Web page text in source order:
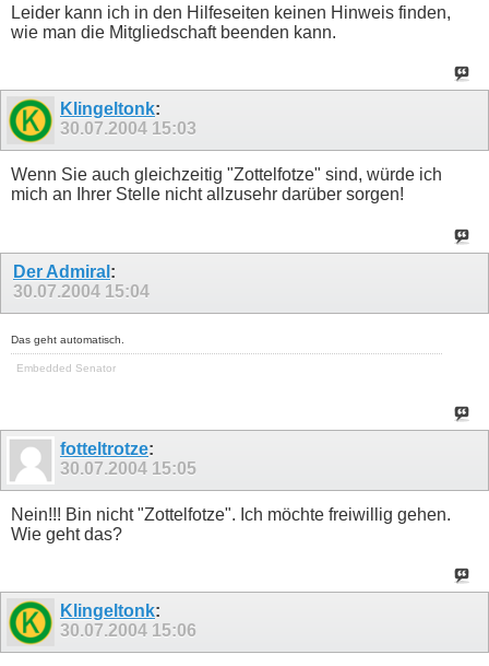
Leider kann ich in den Hilfeseiten keinen Hinweis finden,
wie man die Mitgliedschaft beenden kann.
Klingeltonk:
30.07.2004 15:03
Wenn Sie auch gleichzeitig "Zottelfotze" sind, würde ich
mich an Ihrer Stelle nicht allzusehr darüber sorgen!
Der Admiral :
30.07.2004 15:04
Das geht automatisch.
Embedded Senator
fotteltrotze:
30.07.2004 15:05
Nein!!! Bin nicht "Zottelfotze". Ich möchte freiwillig gehen.
Wie geht das?
Klingeltonk:
30.07.2004 15:06